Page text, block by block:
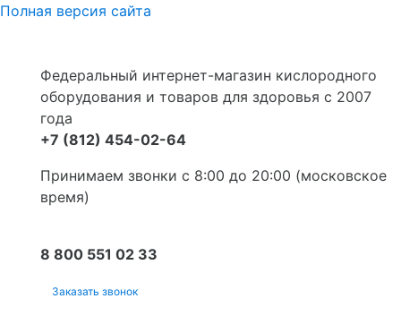
Полная версия сайта
Федеральный интернет-магазин кислородного
оборудования и товаров для здоровья с 2007
года
+7 (812) 454-02-64
Принимаем звонки с 8:00 до 20:00 (московское
время)
8 800 551 02 33
Заказать звонок